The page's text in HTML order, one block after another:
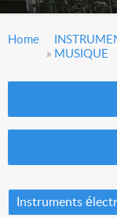
Home
» MUSIQUE
Instruments